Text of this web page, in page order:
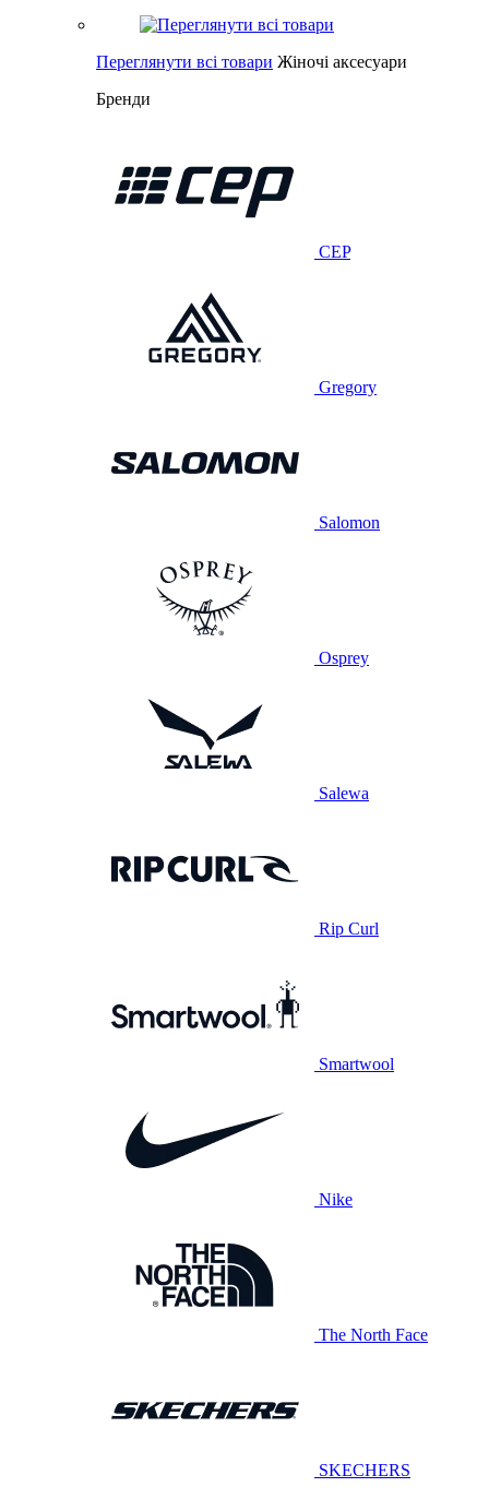
Переглянути всі товари Жіночі аксесуари
Бренди
CEP
Gregory
Salomon
Osprey
Salewa
Rip Curl
Smartwool
Nike
The North Face
SKECHERS